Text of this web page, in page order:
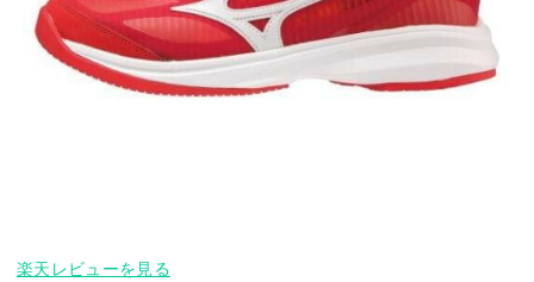
楽天レビューを見る